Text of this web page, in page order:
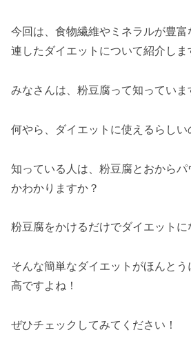
今回は、食物繊維やミネラルが豊
連したダイエットについて紹介しま
みなさんは、粉豆腐って知っていま
何やら、ダイエットに使えるらしい
知っている人は、粉豆腐とおから
かわかりますか？
粉豆腐をかけるだけでダイエットに
そんな簡単なダイエットがほんと
高ですよね！
ぜひチェックしてみてください！